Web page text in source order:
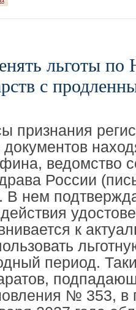
льготы
с
признания
ведомство
России
нем
к
период.
№ 353, в